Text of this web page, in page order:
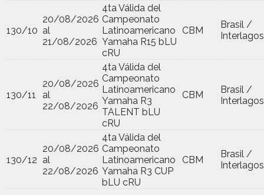
130/10
20/08/2026
al
21/08/2026
4ta Válida del
Campeonato
Latinoamericano
Yamaha R15 bLU
cRU
CBM
Brasil /
Interlagos
130/11
20/08/2026
al
22/08/2026
4ta Válida del
Campeonato
Latinoamericano
Yamaha R3
TALENT bLU
cRU
CBM
Brasil /
Interlagos
130/12
20/08/2026
al
22/08/2026
4ta Válida del
Campeonato
Latinoamericano
Yamaha R3 CUP
bLU cRU
CBM
Brasil /
Interlagos